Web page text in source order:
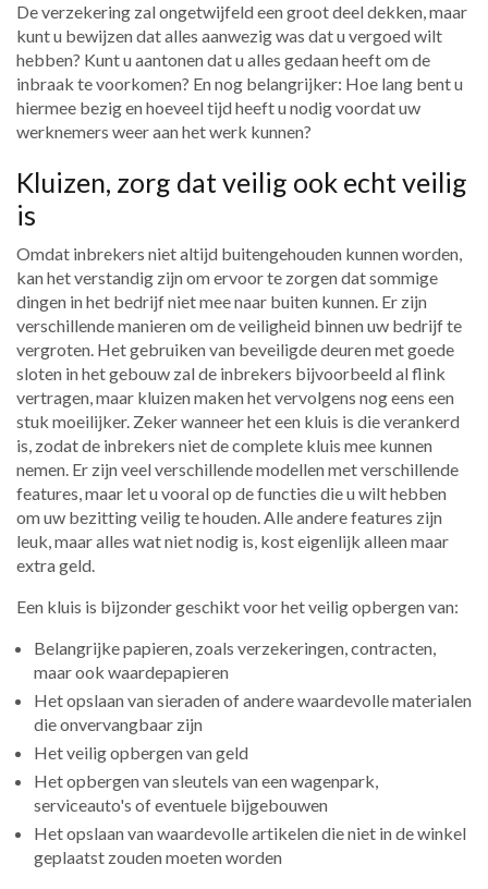
De verzekering zal ongetwijfeld een groot deel dekken, maar
kunt u bewijzen dat alles aanwezig was dat u vergoed wilt
hebben? Kunt u aantonen dat u alles gedaan heeft om de
inbraak te voorkomen? En nog belangrijker: Hoe lang bent u
hiermee bezig en hoeveel tijd heeft u nodig voordat uw
werknemers weer aan het werk kunnen?
Kluizen, zorg dat veilig ook echt veilig
is
Omdat inbrekers niet altijd buitengehouden kunnen worden,
kan het verstandig zijn om ervoor te zorgen dat sommige
dingen in het bedrijf niet mee naar buiten kunnen. Er zijn
verschillende manieren om de veiligheid binnen uw bedrijf te
vergroten. Het gebruiken van beveiligde deuren met goede
sloten in het gebouw zal de inbrekers bijvoorbeeld al flink
vertragen, maar kluizen maken het vervolgens nog eens een
stuk moeilijker. Zeker wanneer het een kluis is die verankerd
is, zodat de inbrekers niet de complete kluis mee kunnen
nemen. Er zijn veel verschillende modellen met verschillende
features, maar let u vooral op de functies die u wilt hebben
om uw bezitting veilig te houden. Alle andere features zijn
leuk, maar alles wat niet nodig is, kost eigenlijk alleen maar
extra geld.
Een kluis is bijzonder geschikt voor het veilig opbergen van:
Belangrijke papieren, zoals verzekeringen, contracten,
maar ook waardepapieren
Het opslaan van sieraden of andere waardevolle materialen
die onvervangbaar zijn
Het veilig opbergen van geld
Het opbergen van sleutels van een wagenpark,
serviceauto's of eventuele bijgebouwen
Het opslaan van waardevolle artikelen die niet in de winkel
geplaatst zouden moeten worden